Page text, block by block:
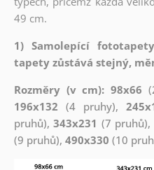
49 cm.
1) Samolepící
tapety zůstává stejný,
Rozměry (v cm): 98x66
196x132 (4 pruhy),
pruhů),343x231 (7 pruhů),
(9 pruhů), 490x330 (10